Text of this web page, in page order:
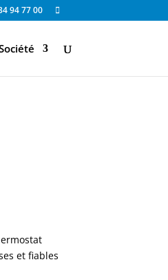
94 77 00
et fiables